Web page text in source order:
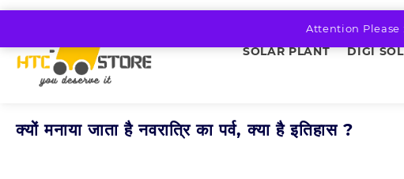
Attention Please
SOLAR PLANT DIGI
क्‍यों मनाया जाता है नवरात्रि का पर्व, क्‍या है इतिहास ?